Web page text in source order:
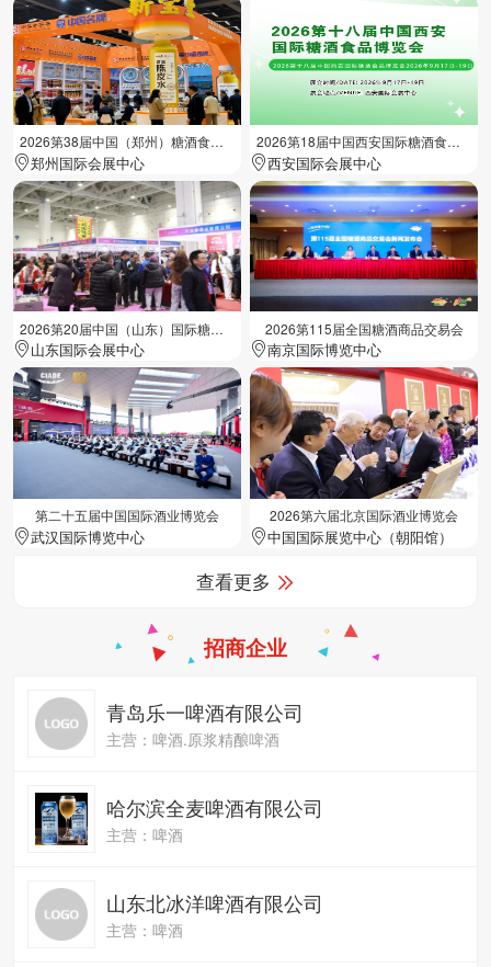
2026第38届中国（郑州）糖酒食品交易会
郑州国际会展中心
2026第18届中国西安国际糖酒食品展览会
西安国际会展中心
2026第20届中国（山东）国际糖酒食品交易会
山东国际会展中心
2026第115届全国糖酒商品交易会
南京国际博览中心
第二十五届中国国际酒业博览会
武汉国际博览中心
2026第六届北京国际酒业博览会
中国国际展览中心（朝阳馆）
查看更多
招商企业
青岛乐一啤酒有限公司
主营：啤酒.原浆精酿啤酒
哈尔滨全麦啤酒有限公司
主营：啤酒
山东北冰洋啤酒有限公司
主营：啤酒